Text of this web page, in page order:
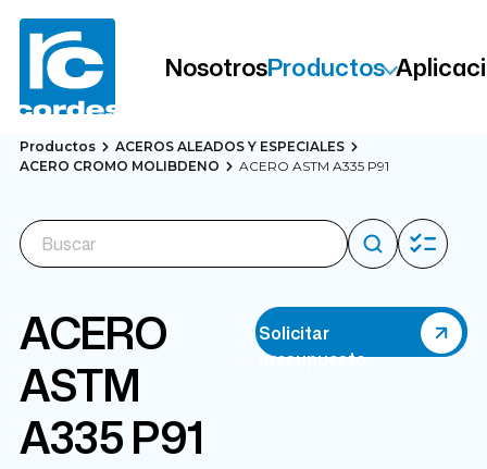
NosotrosProductos
Productos
ACEROS ALEADOS Y ESPECIALES
ACERO CROMO MOLIBDENO
ACERO ASTM A335 P91
ACERO
ASTM
A335 P91
Solicitar
presupuesto